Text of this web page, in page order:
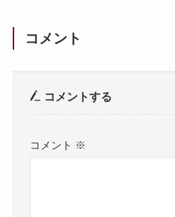
コメント
コメントする
コメント ※